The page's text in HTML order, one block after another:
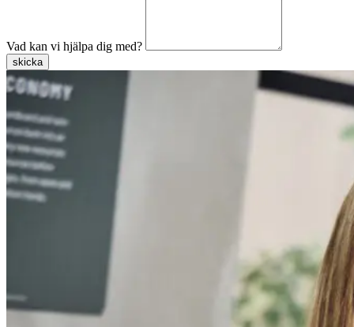
Vad kan vi hjälpa dig med?
skicka